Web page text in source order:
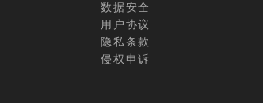
数据安全
用户协议
隐私条款
侵权申诉